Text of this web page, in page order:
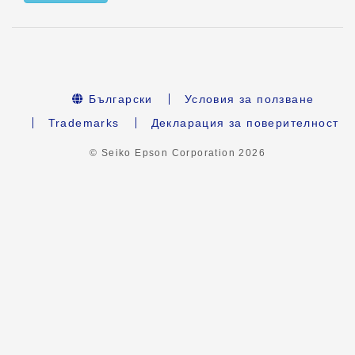
Български
Условия за ползване
Trademarks
Декларация за поверителност
© Seiko Epson Corporation2026